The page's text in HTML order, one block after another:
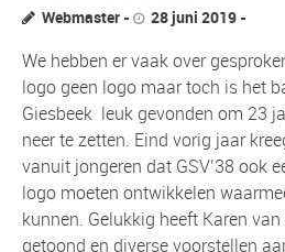
Webmaster 28 juni 2019
We hebben er vaak over
logo geen logo maar toch is het
Giesbeek leuk gevonden om 23
neer te zetten. Eind vorig jaar
vanuit jongeren dat GSV’38 ook
logo moeten ontwikkelen
kunnen. Gelukkig heeft Karen
getoond en diverse voorstellen